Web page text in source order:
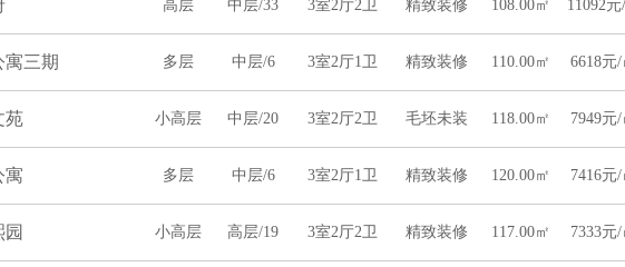
高层 中层/33 3室2厅2卫 精致装修 108.00㎡ 11092元
寓三期 多层 中层/6 3室2厅1卫 精致装修 110.00㎡ 6618元/
苑 小高层 中层/20 3室2厅2卫 毛坯未装 118.00㎡ 7949元/
寓 多层 中层/6 3室2厅1卫 精致装修 120.00㎡ 7416元/
小高层 高层/19 3室2厅2卫 精致装修 117.00㎡ 7333元/